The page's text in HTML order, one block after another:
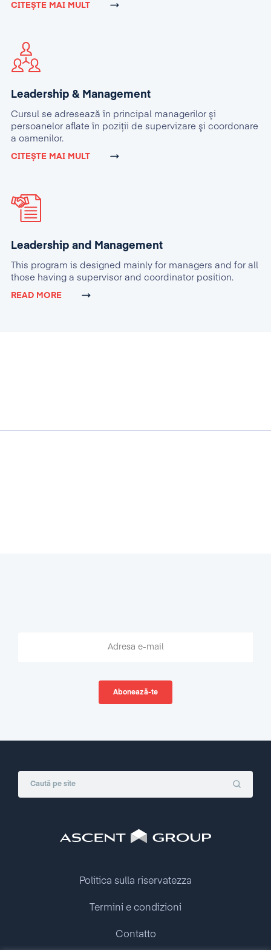
CITEȘTE MAI MULT
Leadership & Management
Cursul se adresează în principal managerilor şi
persoanelor aflate în poziţii de supervizare şi coordonare
a oamenilor.
CITEȘTE MAI MULT
Leadership and Management
This program is designed mainly for managers and for all
those having a supervisor and coordinator position.
READ MORE
Politica sulla riservatezza
Termini e condizioni
Contatto